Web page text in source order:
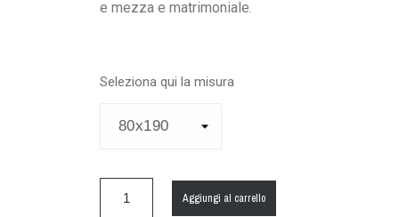
e mezza e matrimoniale.
Seleziona qui la misura
Aggiungi al carrello